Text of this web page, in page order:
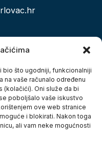
što ugodniji, funkcionalniji
na vaše računalo određenu
(kolačići). Oni služe da bi
poboljšalo vaše iskustvo
ove web stranice
i blokirati. Nakon toga
ali vam neke mogućnosti